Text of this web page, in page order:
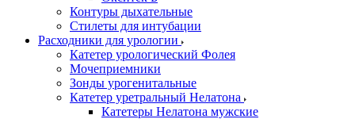
Контуры дыхательные
Стилеты для интубации
Расходники для урологии
Катетер урологический Фолея
Мочеприемники
Зонды урогенитальные
Катетер уретральный Нелатона
Катетеры Нелатона мужские